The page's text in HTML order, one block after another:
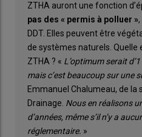
ZTHA auront une fonction
pas des « permis à polluer »
DDT. Elles peuvent être
de systèmes naturels. Quelle
ZTHA ? « L’optimum serait
mais c’est beaucoup sur une
Emmanuel Chalumeau, de la
Drainage. Nous en réalisons
d’années, même s’il n’y a
réglementaire. »